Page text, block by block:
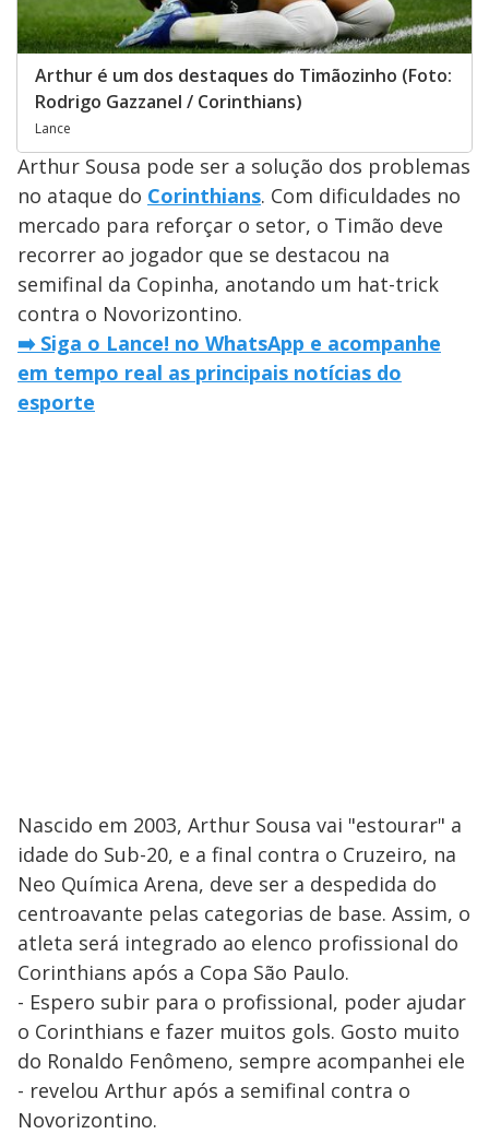
Arthur é um dos destaques do Timãozinho (Foto:
Rodrigo Gazzanel / Corinthians)
Lance
Arthur Sousa pode ser a solução dos problemas
no ataque do Corinthians. Com dificuldades no
mercado para reforçar o setor, o Timão deve
recorrer ao jogador que se destacou na
semifinal da Copinha, anotando um hat-trick
contra o Novorizontino.
➡️ Siga o Lance! no WhatsApp e acompanhe
em tempo real as principais notícias do
esporte
Nascido em 2003, Arthur Sousa vai "estourar" a
idade do Sub-20, e a final contra o Cruzeiro, na
Neo Química Arena, deve ser a despedida do
centroavante pelas categorias de base. Assim, o
atleta será integrado ao elenco profissional do
Corinthians após a Copa São Paulo.
- Espero subir para o profissional, poder ajudar
o Corinthians e fazer muitos gols. Gosto muito
do Ronaldo Fenômeno, sempre acompanhei ele
- revelou Arthur após a semifinal contra o
Novorizontino.